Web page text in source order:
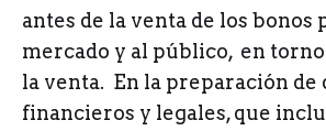
antes de la venta de los
mercado y al público, en
la venta. En la preparación
financieros y legales, que